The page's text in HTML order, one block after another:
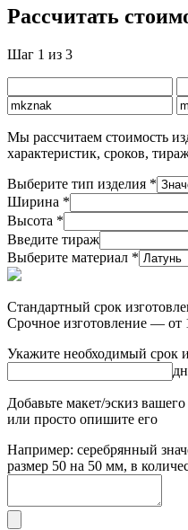
Рассчитать
Шаг 1 из 3
Мы рассчитаем стоимость
характеристик, сроков,
Выберите тип изделия *
Ширина *
Высота *
Введите тираж
Выберите материал *
Стандартный срок
Срочное изготовление — от
Укажите необходимый срок
Добавьте макет/эскиз
или просто опишите его
Например: серебрянный
размер 50 на 50 мм, в